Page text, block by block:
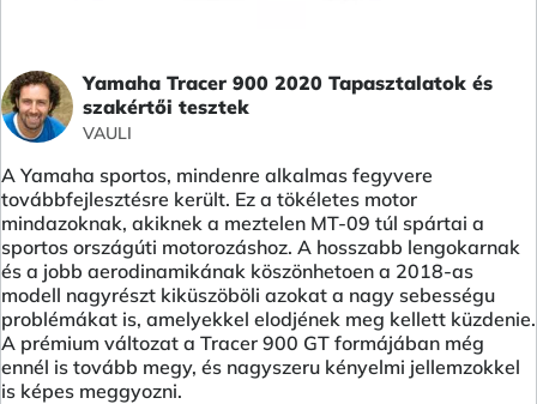
Yamaha Tracer 900 2020 Tapasztalatok és
szakértői tesztek
VAULI
A Yamaha sportos, mindenre alkalmas fegyvere
továbbfejlesztésre került. Ez a tökéletes motor
mindazoknak, akiknek a meztelen MT-09 túl spártai a
sportos országúti motorozáshoz. A hosszabb lengokarnak
és a jobb aerodinamikának köszönhetoen a 2018-as
modell nagyrészt kiküszöböli azokat a nagy sebességu
problémákat is, amelyekkel elodjének meg kellett küzdenie.
A prémium változat a Tracer 900 GT formájában még
ennél is tovább megy, és nagyszeru kényelmi jellemzokkel
is képes meggyozni.